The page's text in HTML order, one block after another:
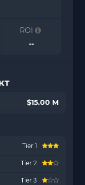
ROI
--
$15.00 M
Tier 1
Tier 2
Tier 3